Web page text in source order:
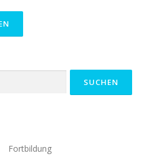
Fortbildung